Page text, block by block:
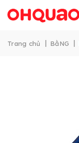
Trang chủ | BằNG |